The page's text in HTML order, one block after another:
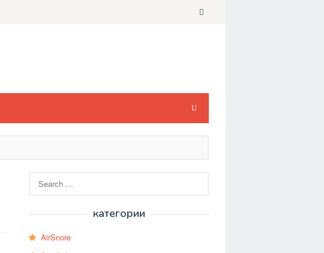
for:
категории
AirSnore